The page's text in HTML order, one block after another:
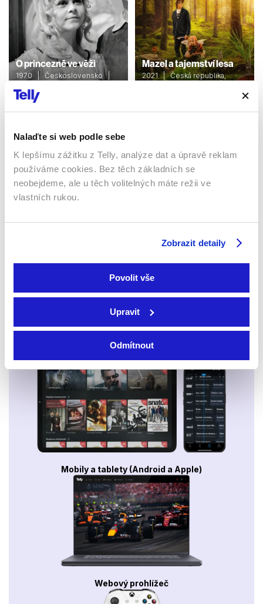
Nalaďte si web podle sebe
K lepšímu zážitku z Telly, analýze dat a úpravě reklam
používáme cookies. Bez těch základních se
neobejdeme, ale u těch volitelných máte režii ve
vlastních rukou.
Zobrazit detaily
Povolit vše
Upravit
Odmítnout
O princezně ve věži
1970 | Československo |
Filmy / Rodinné / Dětské /
Pohádka
Mazel a tajemství lesa
2021 | Česká republika,
Sledujte kdekoliv až na 6 zařízeních
Sledovat internetovou televizi jde odkudkoliv
po celé EU, a to až na 6 zařízeních.
Smart TV - Android, Google, Samsung, LG, VIDAA
Mobily a tablety (Android a Apple)
Webový prohlížeč